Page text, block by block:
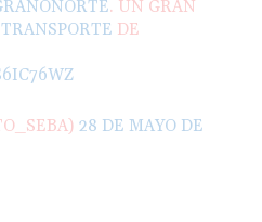
. UN GRAN
DE
28 DE MAYO DE